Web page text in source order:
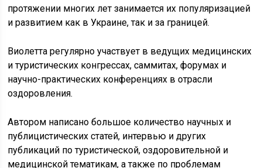
протяжении многих лет занимается их популяризацией
и развитием как в Украине, так и за границей.
Виолетта регулярно участвует в ведущих медицинских
и туристических конгрессах, саммитах, форумах и
научно-практических конференциях в отрасли
оздоровления.
Автором написано большое количество научных и
публицистических статей, интервью и других
публикаций по туристической, оздоровительной и
медицинской тематикам, а также по проблемам